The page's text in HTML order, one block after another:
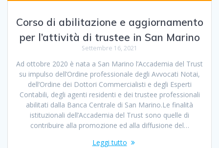
Corso di abilitazione e aggiornamento
per l’attività di trustee in San Marino
Settembre 16, 2021
Ad ottobre 2020 è nata a San Marino l’Accademia del Trust
su impulso dell’Ordine professionale degli Avvocati Notai,
dell’Ordine dei Dottori Commercialisti e degli Esperti
Contabili, degli agenti residenti e dei trustee professionali
abilitati dalla Banca Centrale di San Marino.Le finalità
istituzionali dell’Accademia del Trust sono quelle di
contribuire alla promozione ed alla diffusione del…
Leggi tutto